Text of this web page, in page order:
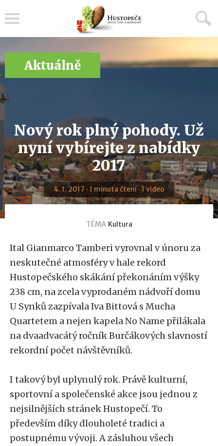
Aktuálně
Nový rok plný pohody. Už
nyní vybírejte z nabídky
2017
4. 1. 2017 · 1 minuta čtení · 1 video
TÉMA Kultura
Ital Gianmarco Tamberi vyrovnal v únoru za
neskutečné atmosféry v hale rekord
Hustopečského skákání překonáním výšky
238 cm, na zcela vyprodaném nádvoří domu
U Synků zazpívala Iva Bittová s Mucha
Quartetem a nejen kapela No Name přilákala
na dvaadvacátý ročník Burčákových slavností
rekordní počet návštěvníků.
I takový byl uplynulý rok. Právě kulturní,
sportovní a společenské akce jsou jednou z
nejsilnějších stránek Hustopečí. To
především díky dlouholeté tradici a
postupnému vývoji. A zásluhou všech